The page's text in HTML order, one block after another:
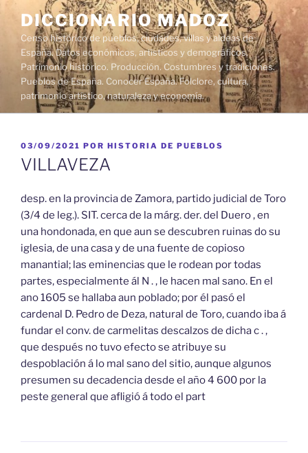
contenido
DICCIONARIO MADOZ
Censo histórico de pueblos, ciudades, villas y aldeas de
España. Datos económicos, artísticos y demográficos.
Patrimonio histórico. Producción. Costumbres y tradiciones.
Pueblos de España. Conocer España. Folclore, cultura,
patrimonio artístico, naturaleza y economía.
PUBLICADO
EL
03/09/2021 POR HISTORIA DE PUEBLOS
VILLAVEZA
desp. en la provincia de Zamora, partido judicial de Toro
(3/4 de leg.). SIT. cerca de la márg. der. del Duero , en
una hondonada, en que aun se descubren ruinas do su
iglesia, de una casa y de una fuente de copioso
manantial; las eminencias que le rodean por todas
partes, especialmente ál N . , le hacen mal sano. En el
ano 1605 se hallaba aun poblado; por él pasó el
cardenal D. Pedro de Deza, natural de Toro, cuando iba á
fundar el conv. de carmelitas descalzos de dicha c . ,
que después no tuvo efecto se atribuye su
despoblación á lo mal sano del sitio, aunque algunos
presumen su decadencia desde el año 4 600 por la
peste general que afligió á todo el part